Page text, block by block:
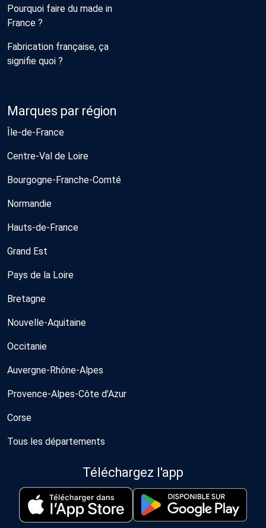
Pourquoi faire du made in
France ?
Fabrication française, ça
signifie quoi ?
Marques par région
Île-de-France
Centre-Val de Loire
Bourgogne-Franche-Comté
Normandie
Hauts-de-France
Grand Est
Pays de la Loire
Bretagne
Nouvelle-Aquitaine
Occitanie
Auvergne-Rhône-Alpes
Provence-Alpes-Côte d'Azur
Corse
Tous les départements
Téléchargez l'app